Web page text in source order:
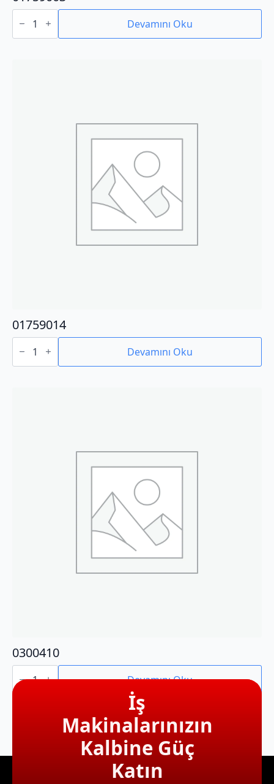
01759003
adet Devamını Oku
01759014
01759014
adet Devamını Oku
0300410
0300410
adet Devamını Oku
İş
Makinalarınızın
Kalbine Güç
Katın